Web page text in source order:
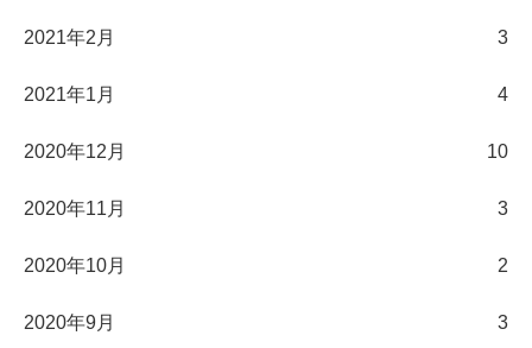
2021年2月 3
2021年1月 4
2020年12月 10
2020年11月 3
2020年10月 2
2020年9月 3